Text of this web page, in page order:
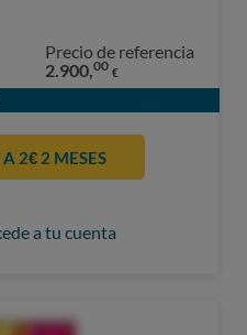
Precio de referencia
2.900,00 €
2€ 2 MESES
a tu cuenta